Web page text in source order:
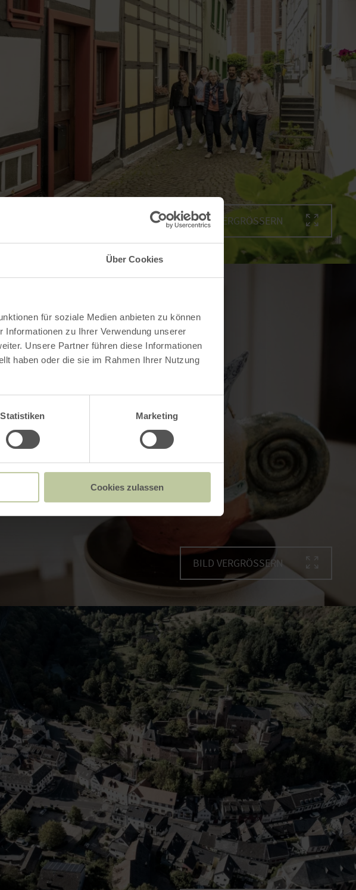
Über Cookies
für soziale Medien anbieten zu können
zu Ihrer Verwendung unserer
Unsere Partner führen diese Informationen
haben oder die sie im Rahmen Ihrer Nutzung
Statistiken Marketing
Cookies zulassen
BILD VERGRÖSSERN
BILD VERGRÖSSERN